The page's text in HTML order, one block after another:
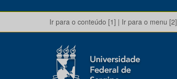
Ir para o conteúdo [1] | Ir para o menu [2]